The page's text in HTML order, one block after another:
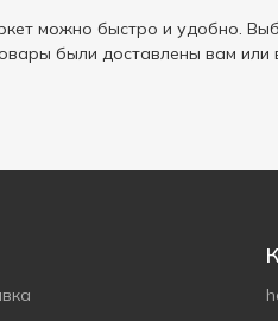
можно быстро и удобно.
были доставлены вам